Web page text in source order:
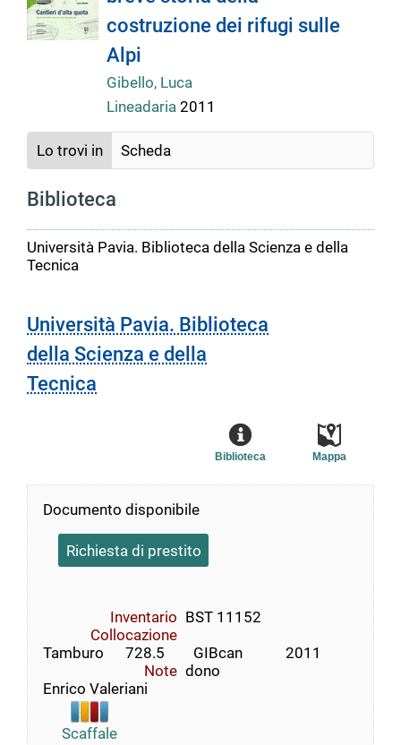
del
documento
costruzione dei rifugi sulle
Alpi
Gibello, Luca
Lineadaria 2011
Lo trovi in Scheda
Biblioteca
Università Pavia. Biblioteca della Scienza e della
Tecnica
Università Pavia. Biblioteca
della Scienza e della
Tecnica
Mappa
Biblioteca
Documento disponibile
Richiesta di prestito
Inventario BST 11152
Collocazione
Tamburo      728.5        GIBcan            2011
Note dono
Enrico Valeriani
Scaffale